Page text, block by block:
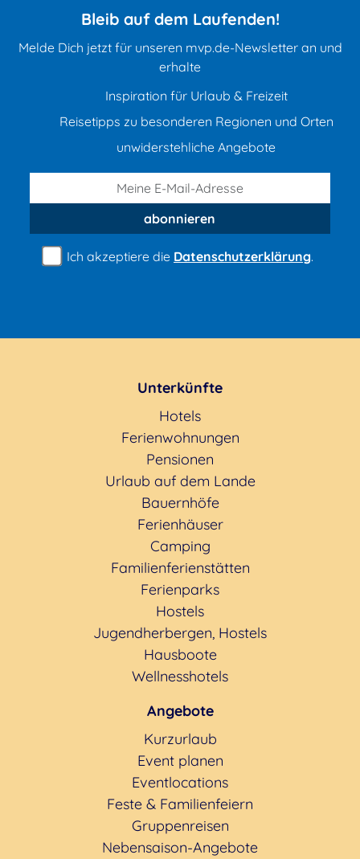
Bleib auf dem Laufenden!
Melde Dich jetzt für unseren mvp.de-Newsletter an und
erhalte
Inspiration für Urlaub & Freizeit
Reisetipps zu besonderen Regionen und Orten
unwiderstehliche Angebote
abonnieren
Ich akzeptiere die Datenschutzerklärung.
Unterkünfte
Hotels
Ferienwohnungen
Pensionen
Urlaub auf dem Lande
Bauernhöfe
Ferienhäuser
Camping
Familienferienstätten
Ferienparks
Hostels
Jugendherbergen, Hostels
Hausboote
Wellnesshotels
Angebote
Kurzurlaub
Event planen
Eventlocations
Feste & Familienfeiern
Gruppenreisen
Nebensaison-Angebote